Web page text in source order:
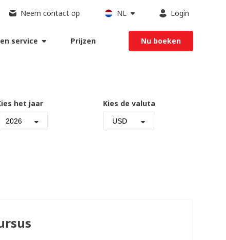
Neem contact op NL Login
service Prijzen Nu boeken
het jaar
2026
Kies de valuta
USD